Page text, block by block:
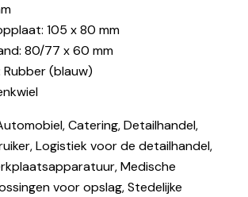
105 x 80 mm
80/77 x 60 mm
Rubber (blauw)
Catering, Detailhandel,
Logistiek voor de detailhandel,
Medische
voor opslag, Stedelijke